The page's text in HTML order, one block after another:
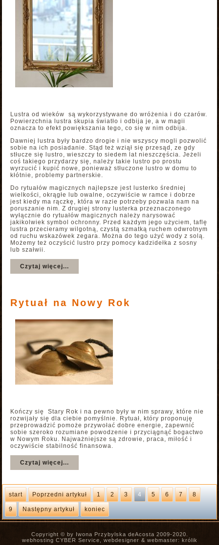
Lustra od wieków są wykorzystywane do wróżenia i do czarów.
Powierzchnia lustra skupia światło i odbija je, a w magii
oznacza to efekt powiększania tego, co się w nim odbija.
Dawniej lustra były bardzo drogie i nie wszyscy mogli pozwolić
sobie na ich posiadanie. Stąd też wziął się przesąd, ze gdy
stłucze się lustro, wieszczy to siedem lat nieszczęścia. Jeżeli
coś takiego przydarzy się, należy takie lustro po prostu
wyrzucić i kupić nowe, ponieważ stłuczone lustro w domu to
kłótnie, problemy partnerskie.
Do rytuałów magicznych najlepsze jest lusterko średniej
wielkości, okrągłe lub owalne, oczywiście w ramce i dobrze
jest kiedy ma rączkę, która w razie potrzeby pozwala nam na
poruszanie nim. Z drugiej strony lusterka przeznaczonego
wyłącznie do rytuałów magicznych należy narysować
jakikolwiek symbol ochronny. Przed każdym jego użyciem, taflę
lustra przecieramy wilgotną, czystą szmatką ruchem odwrotnym
od ruchu wskazówek zegara. Można do tego użyć wody z solą.
Możemy też oczyścić lustro przy pomocy kadzidełka z sosny
lub szałwii.
Czytaj więcej...
Rytuał na Nowy Rok
Kończy się Stary Rok i na pewno były w nim sprawy, które nie
rozwijały się dla ciebie pomyślnie. Rytuał, który proponuję
przeprowadzić pomoże przywołać dobre energie, zapewnić
sobie szeroko rozumiane powodzenie i przyciągnąć bogactwo
w Nowym Roku. Najważniejsze są zdrowie, praca, miłość i
oczywiście stabilność finansowa.
Czytaj więcej...
start Poprzedni artykuł 1 2 3 4 5 6 7 8
9 Następny artykuł koniec
Copyright © by Iwona Przybylska deAcosta 2009-2020.
webhosting CYBER Service, webdesigner & webmaster: królik